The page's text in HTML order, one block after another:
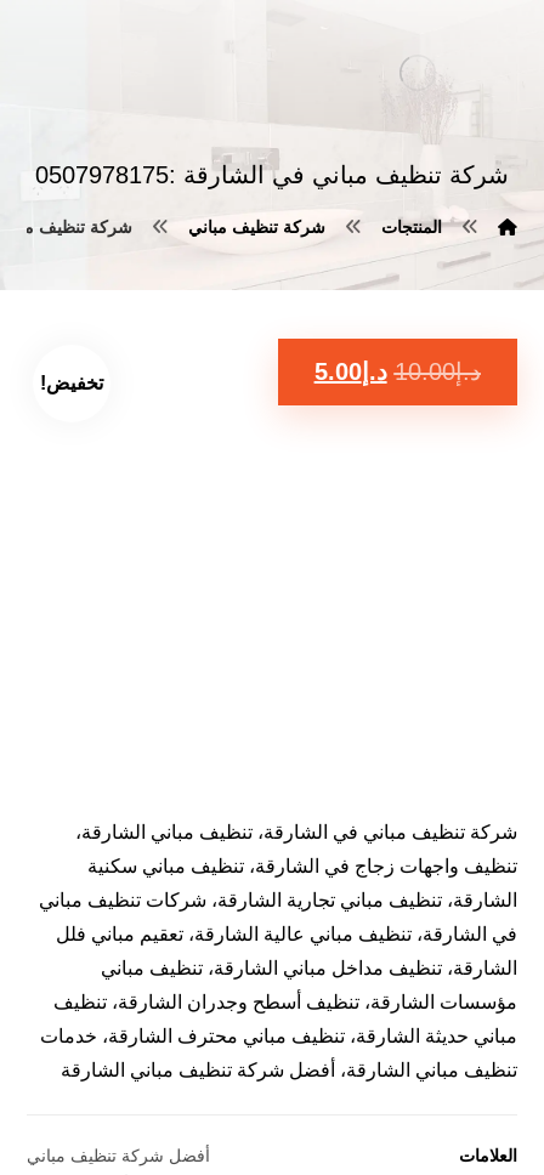
شركة تنظيف مباني في الشارقة :0507978175
المنتجات شركة تنظيف مباني شركة تنظيف مباني في
تخفيض! د.إ10.00 د.إ5.00
شركة تنظيف مباني في الشارقة، تنظيف مباني الشارقة،
تنظيف واجهات زجاج في الشارقة، تنظيف مباني سكنية
الشارقة، تنظيف مباني تجارية الشارقة، شركات تنظيف مباني
في الشارقة، تنظيف مباني عالية الشارقة، تعقيم مباني فلل
الشارقة، تنظيف مداخل مباني الشارقة، تنظيف مباني
مؤسسات الشارقة، تنظيف أسطح وجدران الشارقة، تنظيف
مباني حديثة الشارقة، تنظيف مباني محترف الشارقة، خدمات
تنظيف مباني الشارقة، أفضل شركة تنظيف مباني الشارقة
العلامات
أفضل شركة تنظيف مباني